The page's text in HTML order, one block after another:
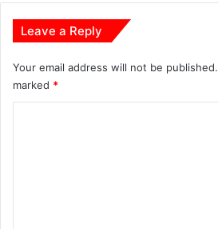
Leave a Reply
Your email address will not be published.
marked *